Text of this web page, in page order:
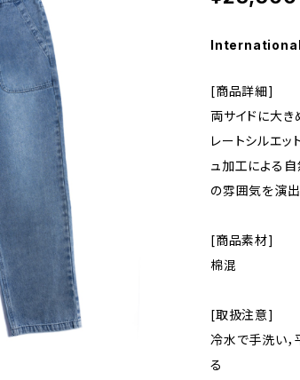
[商品詳細]
両サイドに大き
レートシルエッ
ュ加工による自
の雰囲気を演出
[商品素材]
棉混
[取扱注意]
冷水で手洗い
る